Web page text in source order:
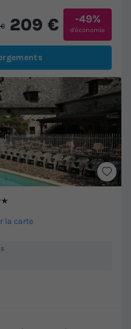
209 € -49%
d'économie
la carte